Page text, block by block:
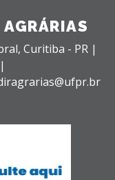
Curitiba - PR |